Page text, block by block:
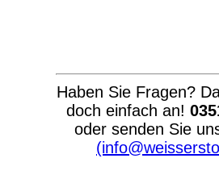
Haben Sie Fragen?
doch einfach an!
oder senden Sie